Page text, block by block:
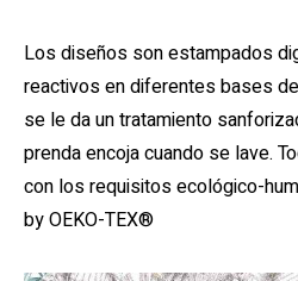
Los diseños son estampados
reactivos en diferentes bases
se le da un tratamiento
prenda encoja cuando se lave.
con los requisitos ecológico-
by OEKO-TEX®